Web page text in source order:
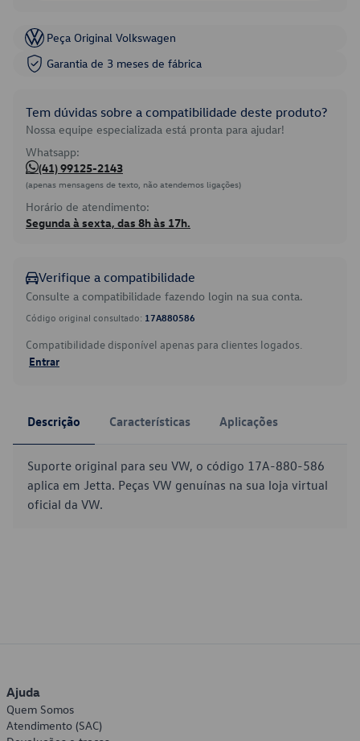
Peça Original Volkswagen
Garantia de 3 meses de fábrica
Tem dúvidas sobre a compatibilidade deste produto?
Nossa equipe especializada está pronta para ajudar!
Whatsapp:
(41) 99125-2143
(apenas mensagens de texto, não atendemos ligações)
Horário de atendimento:
Segunda à sexta, das 8h às 17h.
Verifique a compatibilidade
Consulte a compatibilidade fazendo login na sua conta.
Código original consultado: 17A880586
Compatibilidade disponível apenas para clientes logados.
Entrar
Descrição Características Aplicações
Suporte original para seu VW, o código 17A-880-586
aplica em Jetta. Peças VW genuínas na sua loja virtual
oficial da VW.
Ajuda
Quem Somos
Atendimento (SAC)